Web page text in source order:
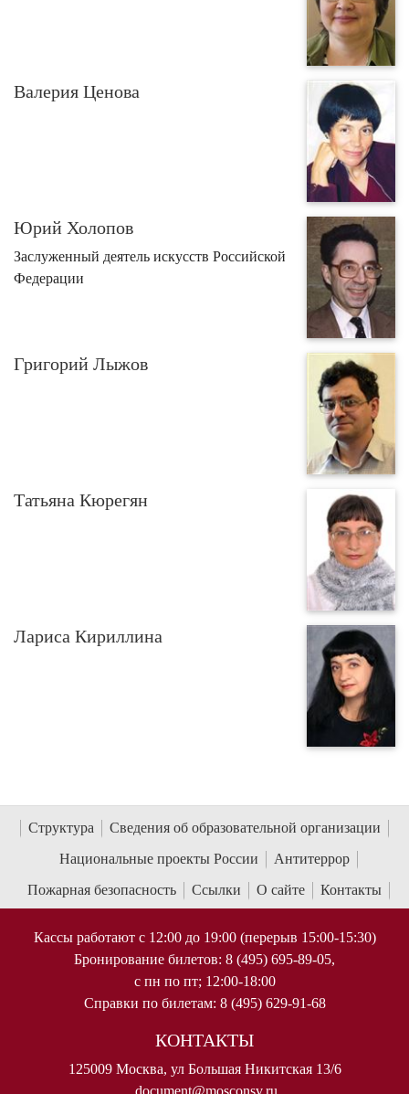
Валерия Ценова
Юрий Холопов
Заслуженный деятель искусств Российской
Федерации
Григорий Лыжов
Татьяна Кюрегян
Лариса Кириллина
Структура
Сведения об образовательной организации
Национальные проекты России
Антитеррор
Пожарная безопасность
Ссылки О сайте Контакты
Кассы работают с 12:00 до 19:00 (перерыв 15:00-15:30)
Бронирование билетов: 8 (495) 695-89-05,
с пн по пт; 12:00-18:00
Справки по билетам: 8 (495) 629-91-68
КОНТАКТЫ
125009 Москва, ул Большая Никитская 13/6